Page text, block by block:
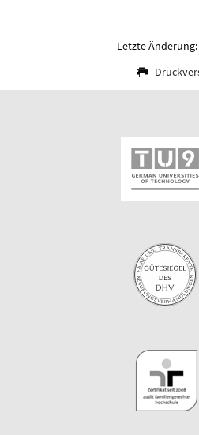
Letzte Änderung: